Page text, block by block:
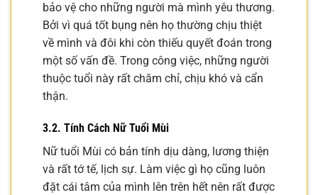
bảo vệ cho những người mà mình yêu thương.
Bởi vì quá tốt bụng nên họ thường chịu thiệt
về mình và đôi khi còn thiếu quyết đoán trong
một số vấn đề. Trong công việc, những người
thuộc tuổi này rất chăm chỉ, chịu khó và cẩn
thận.
3.2. Tính Cách Nữ Tuổi Mùi
Nữ tuổi Mùi có bản tính dịu dàng, lương thiện
và rất tớ tế, lịch sự. Làm việc gì họ cũng luôn
đặt cái tâm của mình lên trên hết nên rất được